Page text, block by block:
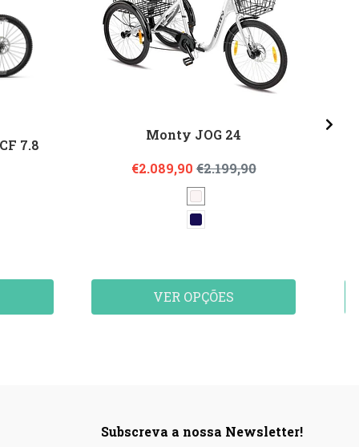
7.8
Monty JOG 24
€2.089,90 €2.199,90
VER OPÇÕES
Subscreva a nossa Newsletter!